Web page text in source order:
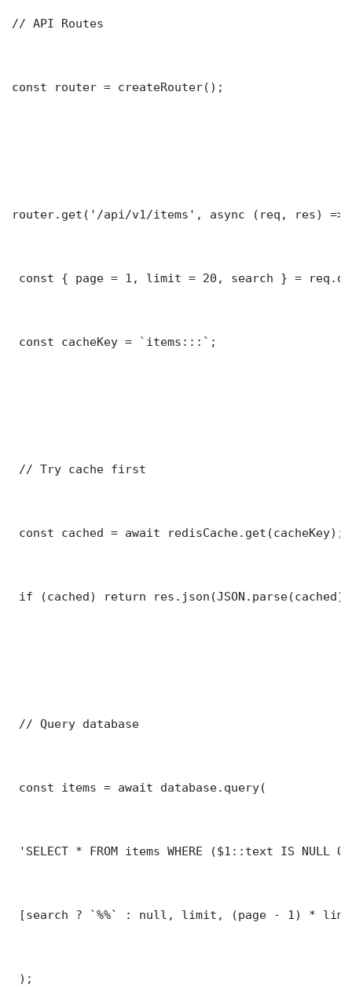
// API Routes
const router = createRouter();
router.get('/api/v1/items', async (req, res) =>
const { page = 1, limit = 20, search } =
const cacheKey = `items:::`;
// Try cache first
const cached = await redisCache.get(cacheKey);
if (cached) return
// Query database
const items = await database.query(
'SELECT * FROM items WHERE ($1::text IS NULL
[search ? `%%` : null, limit, (page - 1) *
);